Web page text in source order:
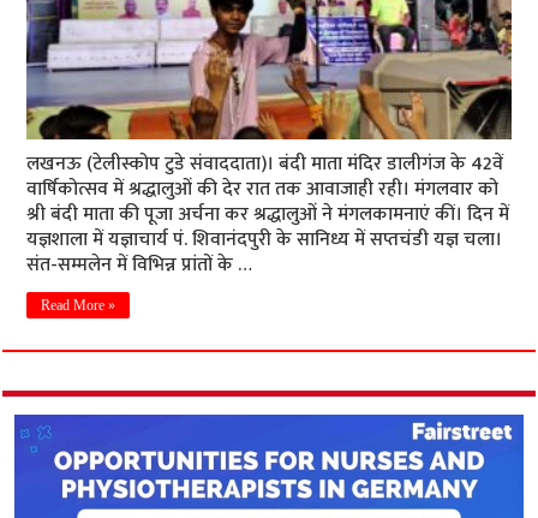
लखनऊ (टेलीस्कोप टुडे संवाददाता)। बंदी माता मंदिर डालीगंज के 42वें
वार्षिकोत्सव में श्रद्धालुओं की देर रात तक आवाजाही रही। मंगलवार को
श्री बंदी माता की पूजा अर्चना कर श्रद्धालुओं ने मंगलकामनाएं कीं। दिन में
यज्ञशाला में यज्ञाचार्य पं. शिवानंदपुरी के सानिध्य में सप्तचंडी यज्ञ चला।
संत-सम्मलेन में विभिन्न प्रांतों के …
Read More »